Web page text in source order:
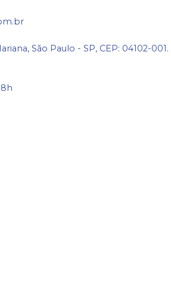
São Paulo - SP, CEP: 04102-001.